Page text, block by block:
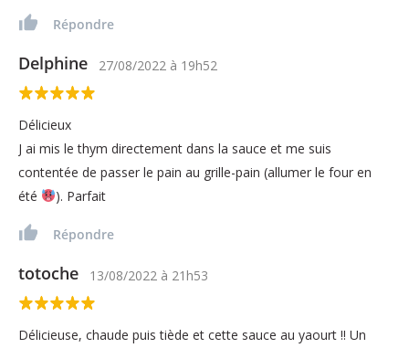
Répondre
Delphine 27/08/2022 à 19h52
Délicieux
J ai mis le thym directement dans la sauce et me suis
contentée de passer le pain au grille-pain (allumer le four en
été
). Parfait
Répondre
totoche 13/08/2022 à 21h53
Délicieuse, chaude puis tiède et cette sauce au yaourt !! Un